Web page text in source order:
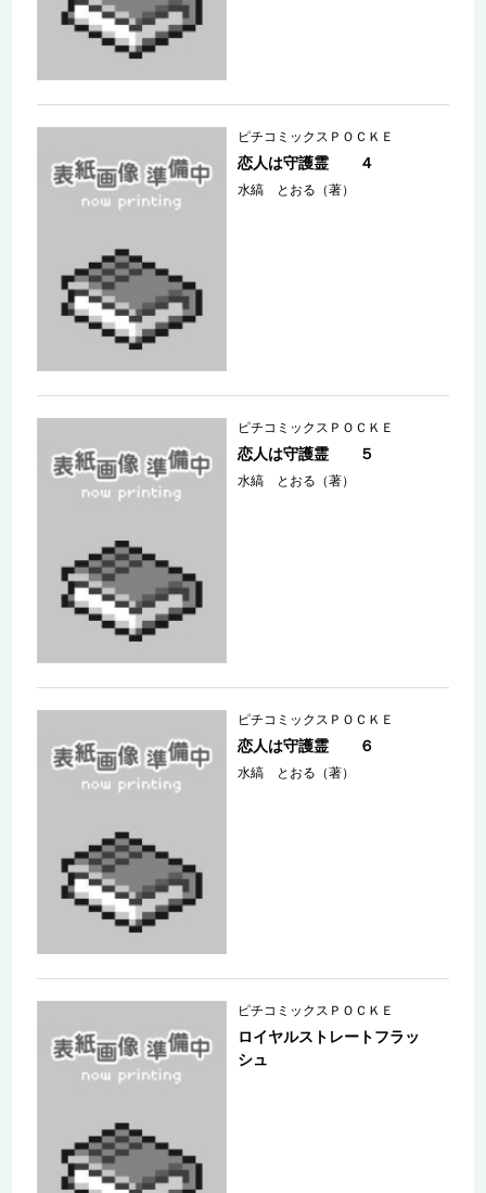
ピチコミックスＰＯＣＫＥ
恋人は守護霊 ４
水縞 とおる（著）
ピチコミックスＰＯＣＫＥ
恋人は守護霊 ５
水縞 とおる（著）
ピチコミックスＰＯＣＫＥ
恋人は守護霊 ６
水縞 とおる（著）
ピチコミックスＰＯＣＫＥ
ロイヤルストレートフラッ
シュ